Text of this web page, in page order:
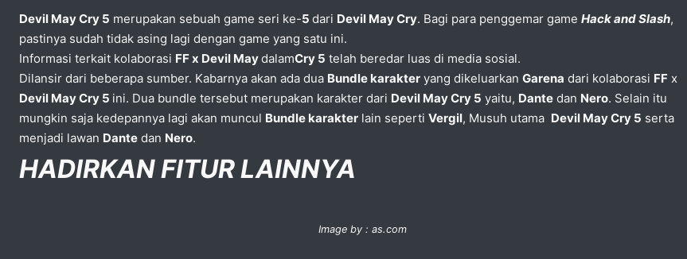
Devil May Cry 5 merupakan sebuah game seri ke-5 dari Devil May Cry. Bagi para penggemar game Hack and Slash,
pastinya sudah tidak asing lagi dengan game yang satu ini.
Informasi terkait kolaborasi FF x Devil MaydalamCry 5 telah beredar luas di media sosial.
Dilansir dari beberapa sumber. Kabarnya akan ada dua Bundle karakter yang dikeluarkan Garena dari kolaborasi FF x
Devil May Cry 5 ini. Dua bundle tersebut merupakan karakter dari Devil May Cry 5 yaitu, Dante dan Nero. Selain itu
mungkin saja kedepannya lagi akan muncul Bundle karakter lain seperti Vergil, Musuh utama Devil May Cry 5 serta
menjadi lawan Dante dan Nero.
HADIRKAN FITUR LAINNYA
Image by : as.com